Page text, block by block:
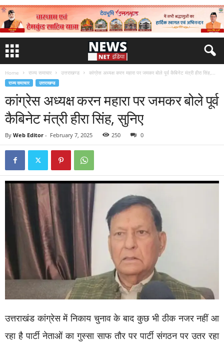
Home राज्य समाचार उत्तराखण्ड कांग्रेस अध्यक्ष करन महारा पर जमकर बोले पूर्व कैबिनेट मंत्री हीरा सिंह,...
राज्य समाचार उत्तराखण्ड
कांग्रेस अध्यक्ष करन महारा पर जमकर बोले पूर्व
कैबिनेट मंत्री हीरा सिंह, सुनिए
By Web Editor - February 7, 2025 250 0
उत्तराखंड कांग्रेस में निकाय चुनाव के बाद कुछ भी ठीक नजर नहीं आ
रहा है पार्टी नेताओं का गुस्सा साफ तौर पर पार्टी संगठन पर उतर रहा